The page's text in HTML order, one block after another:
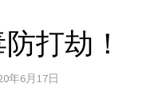
打劫！
年6月17日